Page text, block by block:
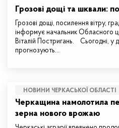
Грозові дощі та шквали:
Грозові дощі, посилення вітру,
інформує начальник Обласного
Віталій Постригань. Сьогодні, у
прогнозують…
НОВИНИ ЧЕРКАСЬКОЇ ОБЛАСТІ
Черкащина намолотила
зерна нового врожаю